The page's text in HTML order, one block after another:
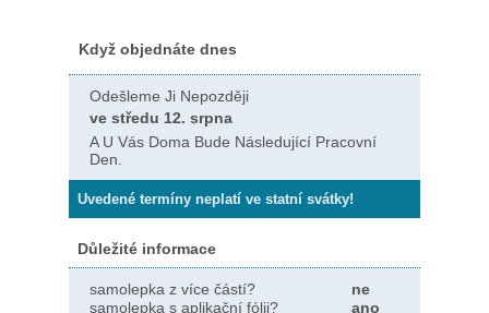
Když objednáte dnes
Odešleme Ji Nepozději
ve středu 12. srpna
A U Vás Doma Bude Následující Pracovní
Den.
Uvedené termíny neplatí ve statní svátky!
Důležité informace
samolepka z více částí?
ne
samolepka s aplikační fólii?
ano